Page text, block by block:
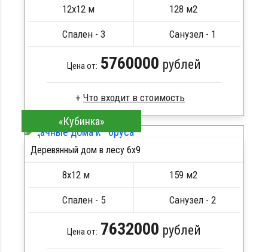
12х12 м 128 м2
Спален - 3 Санузел - 1
Цена от: 5760000 рублей
Профилированный брус
Стропила, балки 50х200 мм
Кровля металлочерепица
Сборка на березовые нагеля, джут
Металлические сваи 108 диаметр
ПОДРОБНЕЕ
«Кубинка»
Деревянный дом в лесу 6x9
8х12 м 159 м2
Спален - 5 Санузел - 2
Цена от: 7632000 рублей